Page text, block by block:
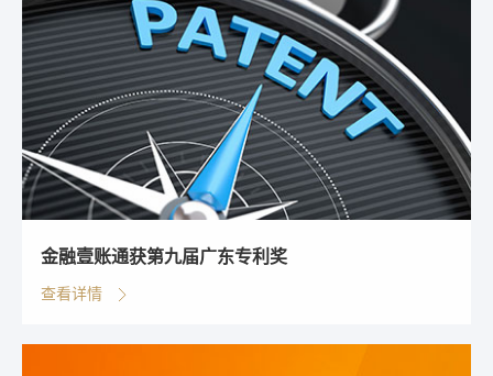
金融壹账通获第九届广东专利奖
查看详情